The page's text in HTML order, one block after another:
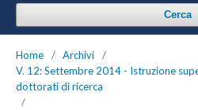
Cerca
Home / Archivi
/
V. 12: Settembre 2014 - Istruzione
dottorati di ricerca
/